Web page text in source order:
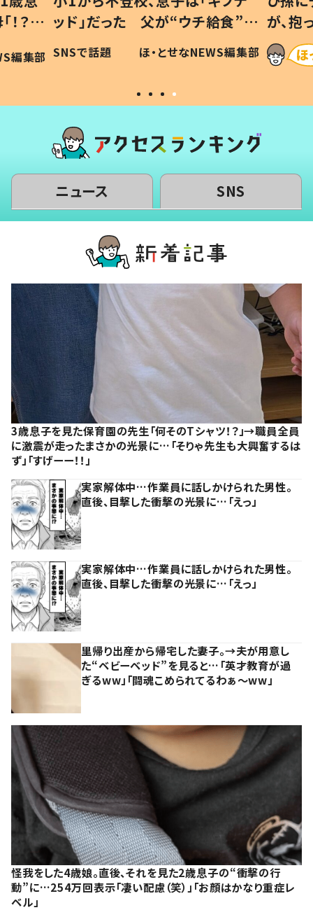
？」
編集部
ッド」だった 父が“ウチ給食”を
作り続ける理由とは #令和の親
#令和の子
SNSで話題 ほ・とせなNEWS編集部
が、
「涙が
い」
ニュース SNS
3歳息子を見た保育園の先生「何そのTシャツ！？」→職員全員
に激震が走ったまさかの光景に…「そりゃ先生も大興奮するは
ず」「すげーー！！」
実家解体中…作業員に話しかけられた男性。
直後、目撃した衝撃の光景に…「えっ」
実家解体中…作業員に話しかけられた男性。
直後、目撃した衝撃の光景に…「えっ」
里帰り出産から帰宅した妻子。→夫が用意し
た“ベビーベッド”を見ると…「英才教育が過
ぎるww」「闘魂こめられてるわぁ～ww」
怪我をした4歳娘。直後、それを見た2歳息子の“衝撃の行
動”に…254万回表示「凄い配慮（笑）」「お顔はかなり重症レ
ベル」